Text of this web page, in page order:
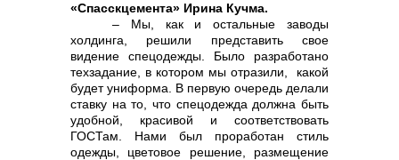
+7 (423) 234 50 50
info@vostokcement.ru
«Спасскцемента» Ирина Кучма.
– Мы, как и остальные заводы
холдинга, решили представить свое
видение спецодежды. Было разработано
техзадание, в котором мы отразили, какой
будет униформа. В первую очередь делали
ставку на то, что спецодежда должна быть
удобной, красивой и соответствовать
ГОСТам. Нами был проработан стиль
одежды, цветовое решение, размещение